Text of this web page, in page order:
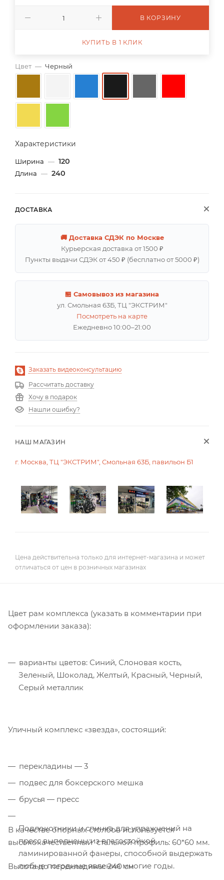
Цвет — Черный
Характеристики
Ширина — 120
Длина — 240
ДОСТАВКА
🚚 Доставка СДЭК по Москве
Курьерская доставка от 1500 ₽
Пункты выдачи СДЭК от 450 ₽ (бесплатно от 5000 ₽)
🏪 Самовывоз из магазина
ул. Смольная 63Б, ТЦ "ЭКСТРИМ"
Посмотреть на карте
Ежедневно 10:00–21:00
Заказать видеоконсультацию
Рассчитать доставку
Хочу в подарок
Нашли ошибку?
НАШ МАГАЗИН
г. Москва, ТЦ "ЭКСТРИМ", Смольная 63Б, павильон Б1
В КОРЗИНУ
КУПИТЬ В 1 КЛИК
Цена действительна только для интернет-магазина и может
отличаться от цен в розничных магазинах
Цвет рам комплекса (указать в комментарии при
оформлении заказа):
варианты цветов: Синий, Слоновая кость,
Зеленый, Шоколад, Желтый, Красный, Черный,
Серый металлик
Уличный комплекс «звезда», состоящий:
перекладины — 3
подвес для боксерского мешка
брусья — пресс
Подлокотники и спинка для упражнений на
пресс выполнены из влагостойкой
ламинированной фанеры, способной выдержать
любые погодные явления многие годы.
В качестве опорных столбов используется
высококачественный стальной профиль: 60*60 мм.
Высота до перекладины: 240 см